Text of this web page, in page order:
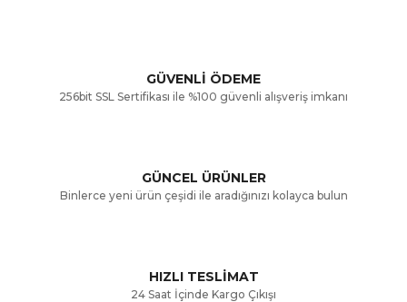
Ürün resmi kalitesiz, bozuk veya görüntülenemiyor.
Ürün bilgilerinde hatalar bulunuyor.
GÜVENLİ ÖDEME
256bit SSL Sertifikası ile %100 güvenli alışveriş imkanı
GÜNCEL ÜRÜNLER
Binlerce yeni ürün çeşidi ile aradığınızı kolayca bulun
HIZLI TESLİMAT
24 Saat İçinde Kargo Çıkışı